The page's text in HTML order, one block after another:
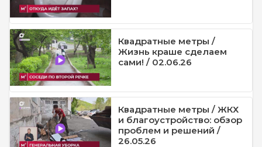
Квадратные метры /
Жизнь краше сделаем
сами! / 02.06.26
Квадратные метры / ЖКХ
и благоустройство: обзор
проблем и решений /
26.05.26